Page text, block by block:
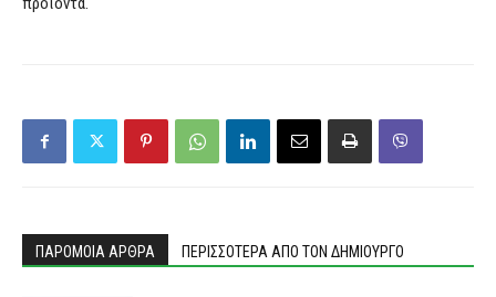
ΠΑΡΟΜΟΙΑ ΑΡΘΡΑ ΠΕΡΙΣΣΟΤΕΡΑ ΑΠΟ ΤΟΝ ΔΗΜΙΟΥΡΓΟ